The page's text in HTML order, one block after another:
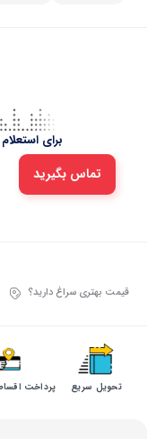
برای
تماس بگیرید
قیمت بهتری سراغ دارید؟
تحویل سریع پرداخت